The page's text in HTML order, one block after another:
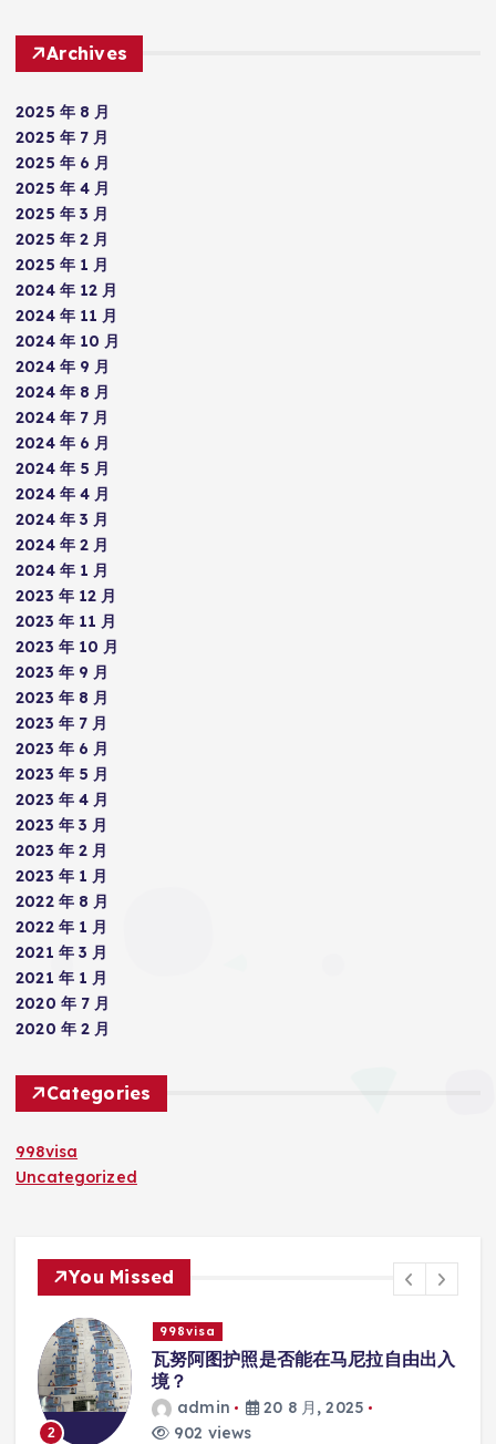
Archives
2025 年 8 月
2025 年 7 月
2025 年 6 月
2025 年 4 月
2025 年 3 月
2025 年 2 月
2025 年 1 月
2024 年 12 月
2024 年 11 月
2024 年 10 月
2024 年 9 月
2024 年 8 月
2024 年 7 月
2024 年 6 月
2024 年 5 月
2024 年 4 月
2024 年 3 月
2024 年 2 月
2024 年 1 月
2023 年 12 月
2023 年 11 月
2023 年 10 月
2023 年 9 月
2023 年 8 月
2023 年 7 月
2023 年 6 月
2023 年 5 月
2023 年 4 月
2023 年 3 月
2023 年 2 月
2023 年 1 月
2022 年 8 月
2022 年 1 月
2021 年 3 月
2021 年 1 月
2020 年 7 月
2020 年 2 月
Categories
998visa
Uncategorized
You Missed
3
998visa
瓦努阿图护照是否能在马尼拉使用国际
学校的注册？
admin
20 8 月, 2025
817 views